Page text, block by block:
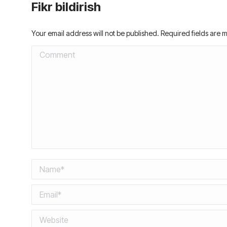
Fikr bildirish
Your email address will not be published. Required fields are
Comment
Name *
Email *
Website